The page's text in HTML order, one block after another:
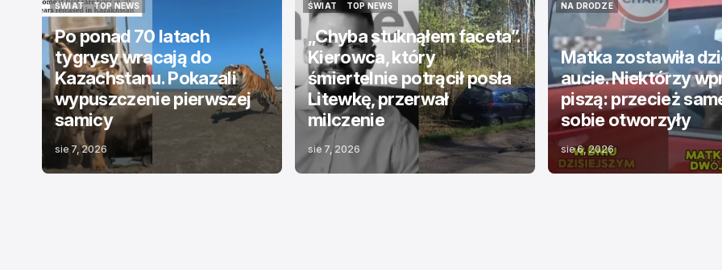
ŚWIAT
ŚWIAT
TOP NEWS
TOP NEWS
Po ponad 70 latach
tygrysy wracają do
Kazachstanu. Pokazali
wypuszczenie pierwszej
samicy
sie 7, 2026
ŚWIAT
ŚWIAT
TOP NEWS
TOP NEWS
„Chyba stuknąłem faceta”.
Kierowca, który
śmiertelnie potrącił posła
Litewkę, przerwał
milczenie
sie 7, 2026
NA DRODZE
NA DRODZE
Matka zostawiła
aucie. Niektórzy
piszą: przecież
sobie otworzyły
sie 6, 2026